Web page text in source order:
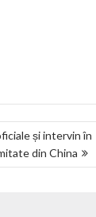
și intervin în
din China